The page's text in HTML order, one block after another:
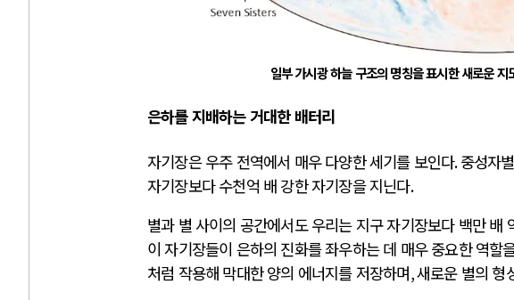
일부 가시광 하늘 구조의 명칭을 표시한 새로운 지
은하를 지배하는 거대한 배터리
자기장은 우주 전역에서 매우 다양한 세기를 보인다.중성자
자기장보다 수천억 배 강한 자기장을 지닌다.
별과 별 사이의 공간에서도 우리는 지구 자기장보다 백만 배
이 자기장들이 은하의 진화를 좌우하는 데 매우 중요한 역할
처럼 작용해 막대한 양의 에너지를 저장하며,새로운 별의 형